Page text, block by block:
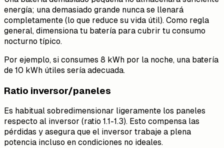
energía; una demasiado grande nunca se llenará
completamente (lo que reduce su vida útil). Como regla
general, dimensiona tu batería para cubrir tu consumo
nocturno típico.
Por ejemplo, si consumes 8 kWh por la noche, una batería
de 10 kWh útiles sería adecuada.
Ratio inversor/paneles
Es habitual sobredimensionar ligeramente los paneles
respecto al inversor (ratio 1.1-1.3). Esto compensa las
pérdidas y asegura que el inversor trabaje a plena
potencia incluso en condiciones no ideales.